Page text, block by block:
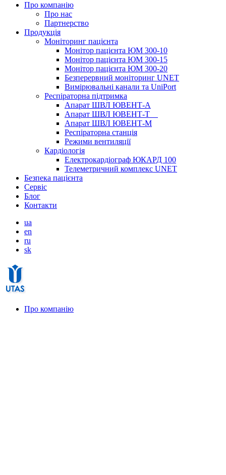
Про компанію
Про нас
Партнерство
Продукція
Моніторинг пацієнта
Монітор пацієнта ЮМ 300-10
Монітор пацієнта ЮМ 300-15
Монітор пацієнта ЮМ 300-20
Безперервний моніторинг UNET
Вимірювальні канали та UniPort
Респіраторна підтримка
Апарат ШВЛ ЮВЕНТ-А
Апарат ШВЛ ЮВЕНТ‑Т
Апарат ШВЛ ЮВЕНТ-М
Респіраторна станція
Режими вентиляції
Кардіологія
Електрокардіограф ЮКАРД 100
Телеметричний комплекс UNET
Безпека пацієнта
Сервіс
Блог
Контакти
ua
en
ru
sk
Про компанію